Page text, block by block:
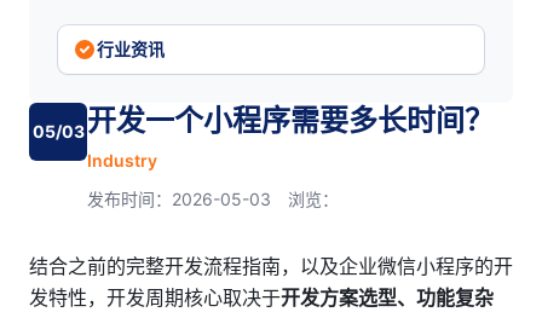
行业资讯
05/03 开发一个小程序需要多长时间？
Industry
发布时间：2026-05-03 浏览：
结合之前的完整开发流程指南，以及企业微信小程序的开
发特性，开发周期核心取决于开发方案选型、功能复杂